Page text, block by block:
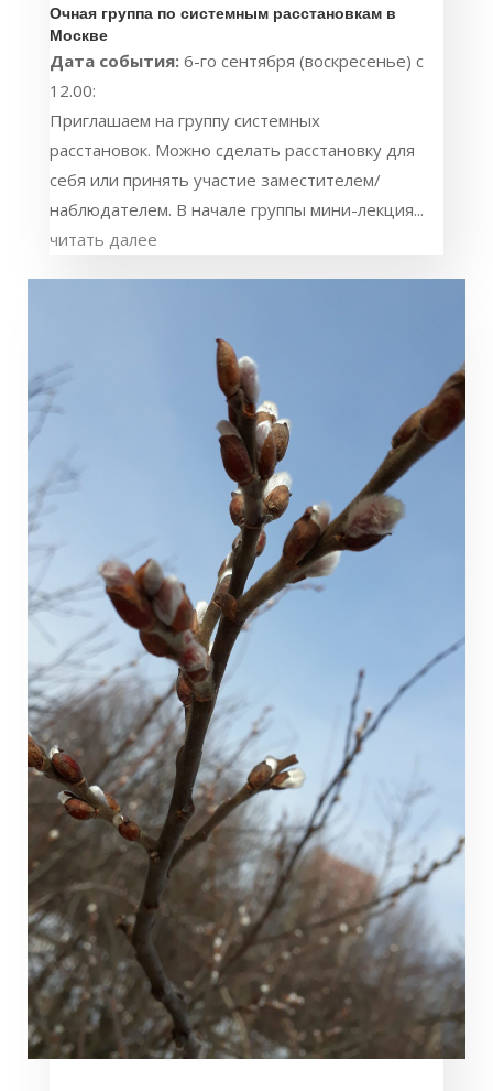
Очная группа по системным расстановкам в
Москве
Дата события: 6-го сентября (воскресенье) с
12.00:
Приглашаем на группу системных
расстановок. Можно сделать расстановку для
себя или принять участие заместителем/
наблюдателем. В начале группы мини-лекция...
читать далее